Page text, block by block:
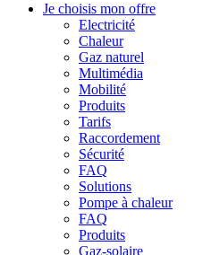
Je choisis mon offre
Electricité
Chaleur
Gaz naturel
Multimédia
Mobilité
Produits
Tarifs
Raccordement
Sécurité
FAQ
Solutions
Pompe à chaleur
FAQ
Produits
Gaz-solaire